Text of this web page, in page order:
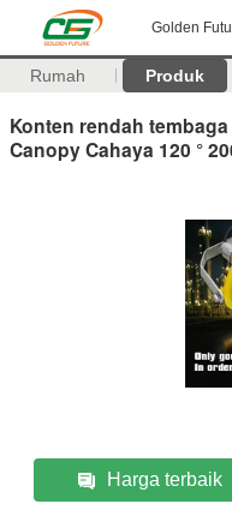
Golden
Rumah Produk
Konten rendah
Canopy Cahaya 120 °
Harga terbaik